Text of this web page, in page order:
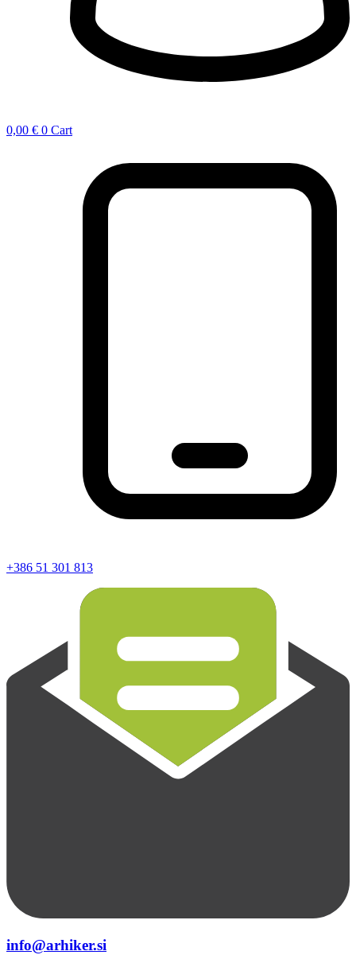
0,00 € 0 Cart
+386 51 301 813
info@arhiker.si